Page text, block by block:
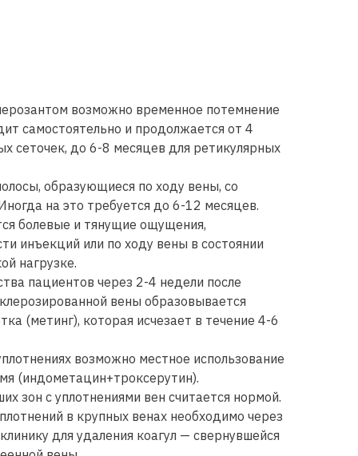
возможно временное потемнение
самостоятельно и продолжается от 4
сеточек, до 6-8 месяцев для ретикулярных
образующиеся по ходу вены, со
на это требуется до 6-12 месяцев.
болевые и тянущие ощущения,
инъекций или по ходу вены в состоянии
нагрузке.
пациентов через 2-4 недели после
вены образовывается
(метинг), которая исчезает в течение 4-6
возможно местное использование
(индометацин+троксерутин).
зон с уплотнениями вен считается нормой.
в крупных венах необходимо через
для удаления коагул — свернувшейся